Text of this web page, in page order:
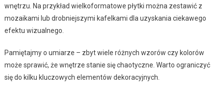
wnętrzu. Na przykład wielkoformatowe płytki można zestawić z
mozaikami lub drobniejszymi kafelkami dla uzyskania ciekawego
efektu wizualnego.
Pamiętajmy o umiarze – zbyt wiele różnych wzorów czy kolorów
może sprawić, że wnętrze stanie się chaotyczne. Warto ograniczyć
się do kilku kluczowych elementów dekoracyjnych.